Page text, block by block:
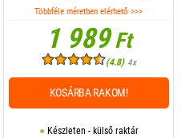
Többféle méretben elérhető >>>
1 989Ft
(4.8) 4x
Készleten - külső raktár
KOSÁRBA RAKOM!